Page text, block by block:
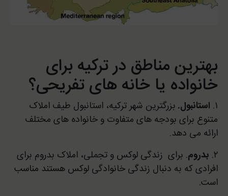
بهترین مناطق در ترکیه برای
خانواده یا خانه های تفریحی؟
۱. استانبول. بزرگترین شهر ترکیه، استانبول طیف املاک
متنوع برای بودجه های متفاوت و خانواده های مختلف
ارائه می دهد.
۲. بدروم. برای زندگی لوکس و تجملی، املاک بدروم برای
افرادی که به دنبال زندگی خانوادگی لوکس هستند مناسب
است.